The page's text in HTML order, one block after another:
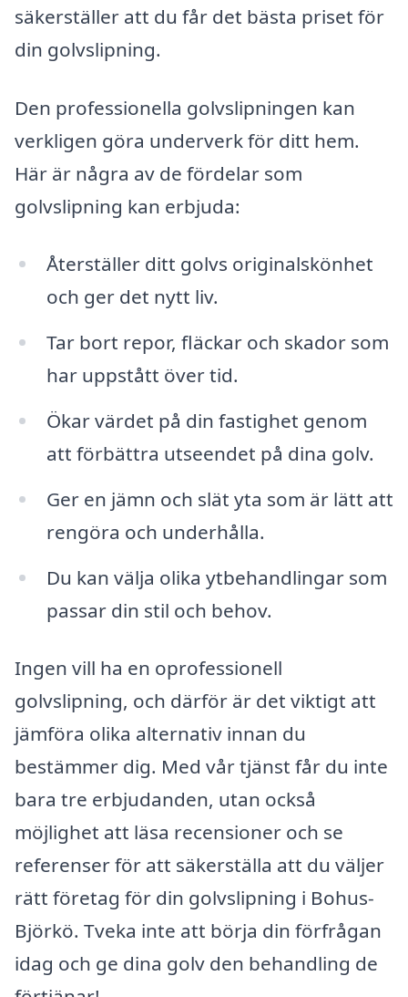
säkerställer att du får det bästa priset för
din golvslipning.
Den professionella golvslipningen kan
verkligen göra underverk för ditt hem.
Här är några av de fördelar som
golvslipning kan erbjuda:
Återställer ditt golvs originalskönhet
och ger det nytt liv.
Tar bort repor, fläckar och skador som
har uppstått över tid.
Ökar värdet på din fastighet genom
att förbättra utseendet på dina golv.
Ger en jämn och slät yta som är lätt att
rengöra och underhålla.
Du kan välja olika ytbehandlingar som
passar din stil och behov.
Ingen vill ha en oprofessionell
golvslipning, och därför är det viktigt att
jämföra olika alternativ innan du
bestämmer dig. Med vår tjänst får du inte
bara tre erbjudanden, utan också
möjlighet att läsa recensioner och se
referenser för att säkerställa att du väljer
rätt företag för din golvslipning i Bohus-
Björkö. Tveka inte att börja din förfrågan
idag och ge dina golv den behandling de